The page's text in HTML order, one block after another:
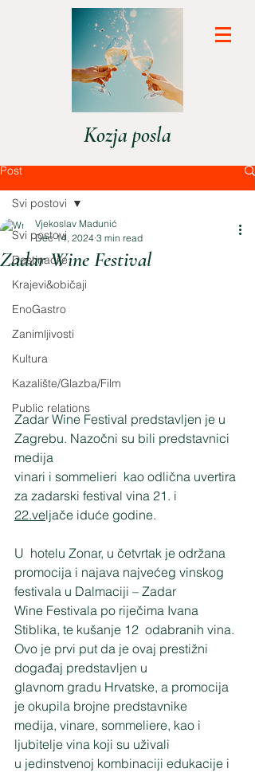
Kozja posla
Post
Svi postovi
Destinacije
Krajevi&običaji
EnoGastro
Zanimljivosti
Kultura
Kazalište/Glazba/Film
Public relations
Svi postovi
Zadar Wine Festival
Vjekoslav Madunić
Dec 14, 2024 3 min read
Zadar Wine Festival predstavljen je u
Zagrebu. Nazočni su bili predstavnici
medija
vinari i sommelieri  kao odlična uvertira
za zadarski festival vina 21. i
22.veljače iduće godine.
U  hotelu Zonar, u četvrtak je održana
promocija i najava najvećeg vinskog
festivala u Dalmaciji – Zadar
Wine Festivala po riječima Ivana
Stiblika, te kušanje 12  odabranih vina.
Ovo je prvi put da je ovaj prestižni
događaj predstavljen u
glavnom gradu Hrvatske, a promocija
je okupila brojne predstavnike
medija, vinare, sommeliere, kao i
ljubitelje vina koji su uživali
u jedinstvenoj kombinaciji edukacije i